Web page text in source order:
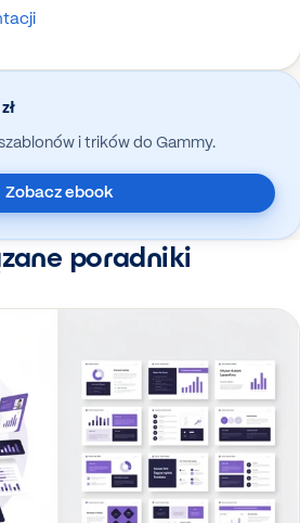
i trików do Gammy.
Zobacz ebook
poradniki